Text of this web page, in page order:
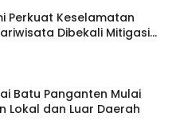
Perkuat Keselamatan
Dibekali Mitigasi
Batu Panganten Mulai
Lokal dan Luar Daerah